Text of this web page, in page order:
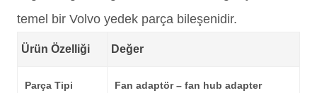
temel bir Volvo yedek parça bileşenidir.
Ürün Özelliği Değer
Parça Tipi Fan adaptör – fan hub adapter